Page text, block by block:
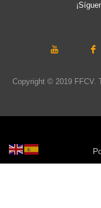
Copyright © 2019 FFCV.